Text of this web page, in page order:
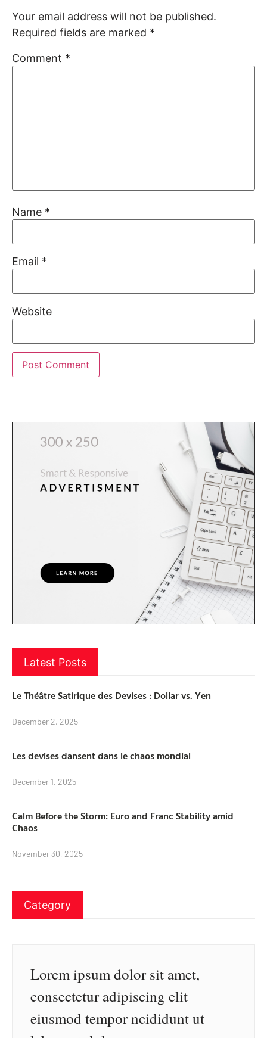
Your email address will not be published.
Required fields are marked *
Comment *
Name *
Email *
Website
Latest Posts
Le Théâtre Satirique des Devises : Dollar vs. Yen
December 2, 2025
Les devises dansent dans le chaos mondial
December 1, 2025
Calm Before the Storm: Euro and Franc Stability amid
Chaos
November 30, 2025
Category
Lorem ipsum dolor sit amet,
consectetur adipiscing elit
eiusmod tempor ncididunt ut